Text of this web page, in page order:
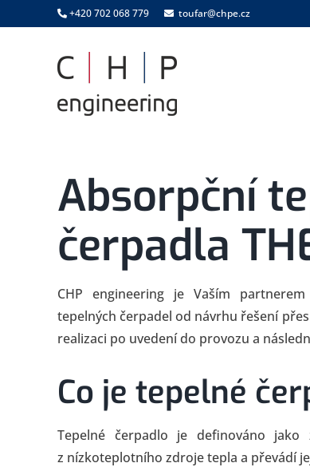
to
+420 702 068 779 toufar@chpe.cz
Absorpční
čerpadla
CHP engineering je Vaším
tepelných čerpadel od návrhu řešení
realizaci po uvedení do provozu a
Co je tepelné
Tepelné čerpadlo je definováno
z nízkoteplotního zdroje tepla a převádí